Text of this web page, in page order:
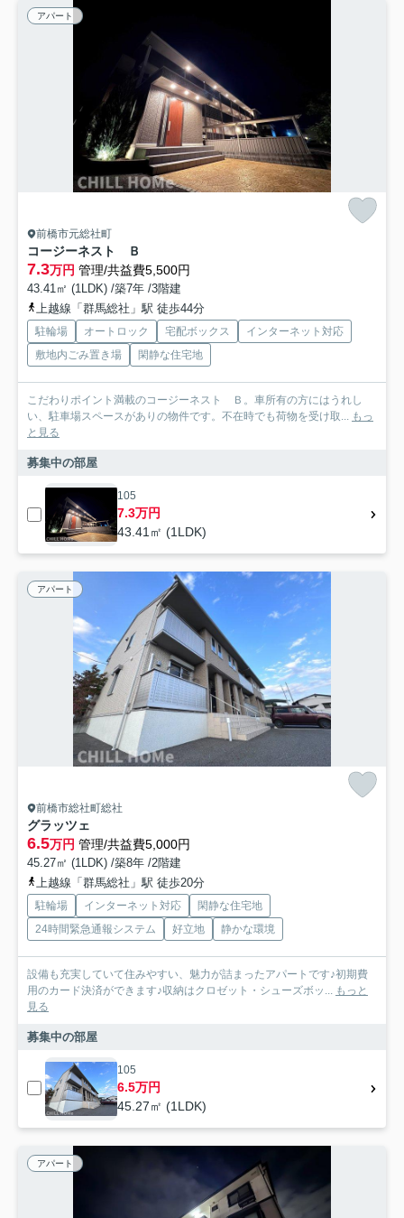
アパート
前橋市元総社町
コージーネスト Ｂ
7.3万円 管理/共益費5,500円
43.41㎡ (1LDK) /築7年 /3階建
上越線「群馬総社」駅 徒歩44分
駐輪場 オートロック 宅配ボックス
インターネット対応
敷地内ごみ置き場
閑静な住宅地
こだわりポイント満載のコージーネスト Ｂ。車所有の方にはうれし
い、駐車場スペースがありの物件です。不在時でも荷物を受け取... もっ
と見る
募集中の部屋
105
7.3万円
43.41㎡ (1LDK)
アパート
前橋市総社町総社
グラッツェ
6.5万円 管理/共益費5,000円
45.27㎡ (1LDK) /築8年 /2階建
上越線「群馬総社」駅 徒歩20分
駐輪場 インターネット対応
閑静な住宅地
24時間緊急通報システム
好立地 静かな環境
設備も充実していて住みやすい、魅力が詰まったアパートです♪初期費
用のカード決済ができます♪収納はクロゼット・シューズボッ...
もっと
見る
募集中の部屋
105
6.5万円
45.27㎡ (1LDK)
アパート